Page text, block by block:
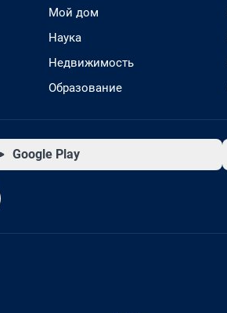
Мой дом
Наука
Недвижимость
Образование
Google Play